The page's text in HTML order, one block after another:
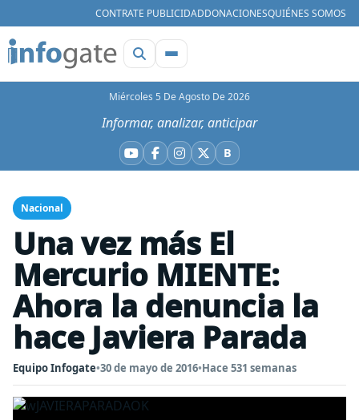
CONTRATE PUBLICIDADDONACIONESQUIÉNES SOMOS
Miércoles 5 De Agosto De 2026
Informar, analizar, anticipar
YouTube
Facebook
Instagram
X BBluesky
Nacional
Una vez más El
Mercurio MIENTE:
Ahora la denuncia la
hace Javiera Parada
Equipo Infogate•30 de mayo de 2016•Hace 531 semanas